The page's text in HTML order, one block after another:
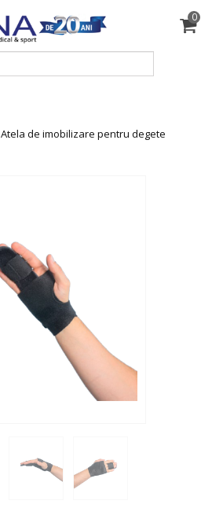
0
Atela de imobilizare pentru degete